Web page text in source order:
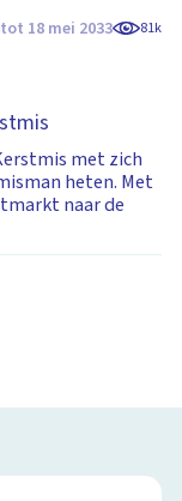
tot 18 mei 2033 81k
met zich
heten. Met
naar de